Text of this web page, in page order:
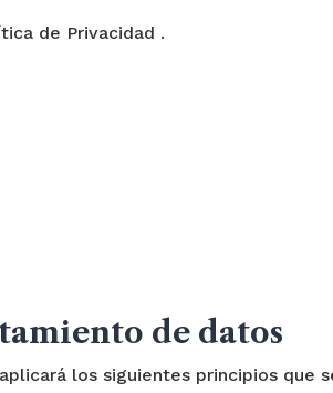
de Privacidad .
de datos
los siguientes principios que